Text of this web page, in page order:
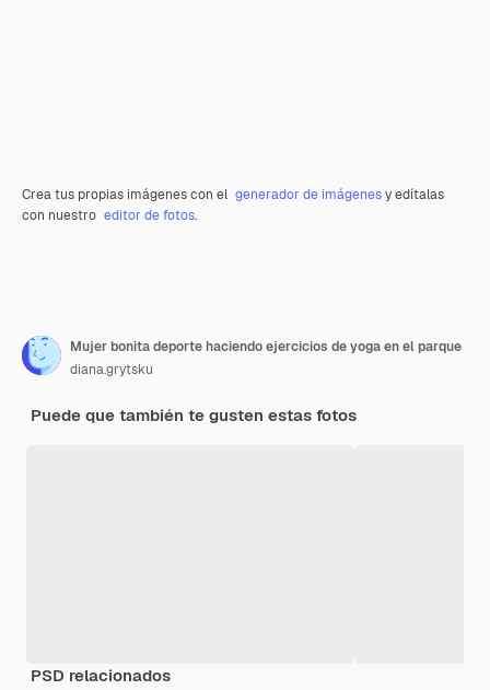
Crea tus propias imágenes con el generador de imágenesy edítalas
con nuestro editor de fotos.
Mujer bonita deporte haciendo ejercicios de yoga en el parque
diana.grytsku
Puede que también te gusten estas fotos
PSD relacionados